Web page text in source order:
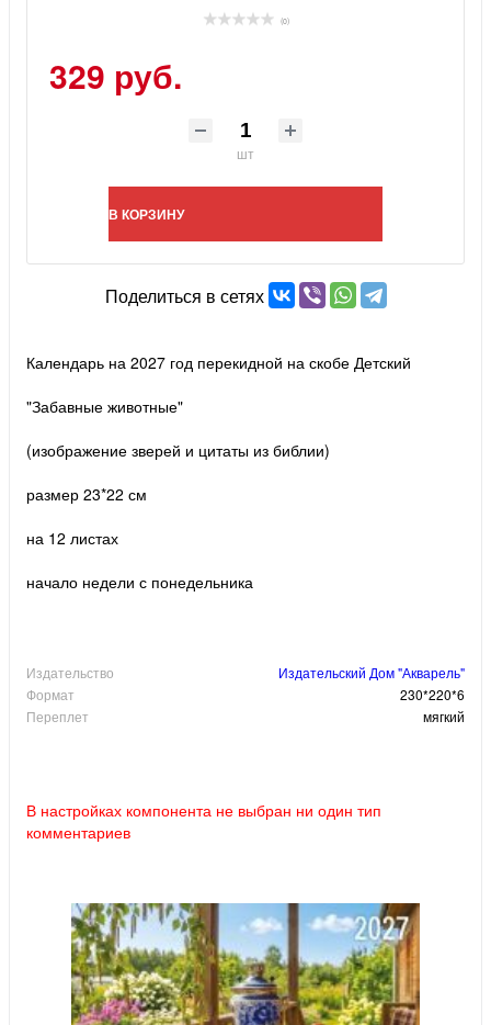
(0)
329 руб.
шт
В КОРЗИНУ
Поделиться в сетях
Календарь на 2027 год перекидной на скобе Детский
"Забавные животные"
(изображение зверей и цитаты из библии)
размер 23*22 см
на 12 листах
начало недели с понедельника
Издательство
Издательский Дом "Акварель"
Формат
230*220*6
Переплет
мягкий
В настройках компонента не выбран ни один тип
комментариев